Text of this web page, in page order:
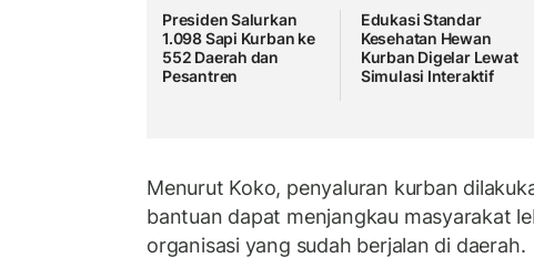
Presiden Salurkan
1.098 Sapi Kurban ke
552 Daerah dan
Pesantren
Edukasi Standar
Kesehatan Hewan
Kurban Digelar Lewat
Simulasi Interaktif
Menurut Koko, penyaluran kurban
bantuan dapat menjangkau masyarakat
organisasi yang sudah berjalan di daerah.